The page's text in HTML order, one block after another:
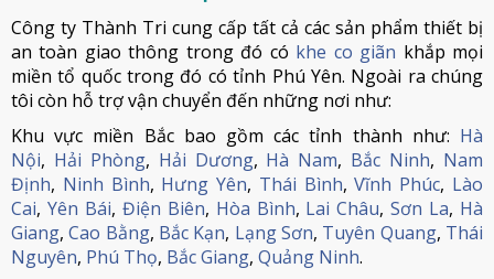
Công ty Thành Tri cung cấp tất cả các sản phẩm thiết bị
an toàn giao thông trong đó có khe co giãn khắp mọi
miền tổ quốc trong đó có tỉnh Phú Yên. Ngoài ra chúng
tôi còn hỗ trợ vận chuyển đến những nơi như:
Khu vực miền Bắc bao gồm các tỉnh thành như: Hà
Nội, Hải Phòng, Hải Dương, Hà Nam, Bắc Ninh, Nam
Định, Ninh Bình, Hưng Yên, Thái Bình,Vĩnh Phúc, Lào
Cai, Yên Bái, Điện Biên, Hòa Bình, Lai Châu,Sơn La, Hà
Giang,Cao Bằng, Bắc Kạn, Lạng Sơn, Tuyên Quang, Thái
Nguyên, Phú Thọ, Bắc Giang, Quảng Ninh.